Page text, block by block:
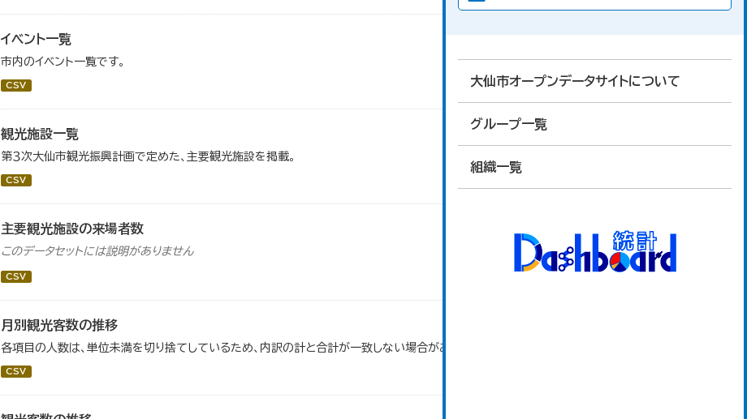
大仙市オープンデータサイトについて
グループ一覧
組織一覧
イベント一覧
市内のイベント一覧です。
CSV
観光施設一覧
第３次大仙市観光振興計画で定めた、主要観光施設を掲載。
CSV
主要観光施設の来場者数
このデータセットには説明がありません
CSV
月別観光客数の推移
各項目の人数は、単位未満を切り捨てしているため、内訳の計と合計が一致しない場合がある。
CSV